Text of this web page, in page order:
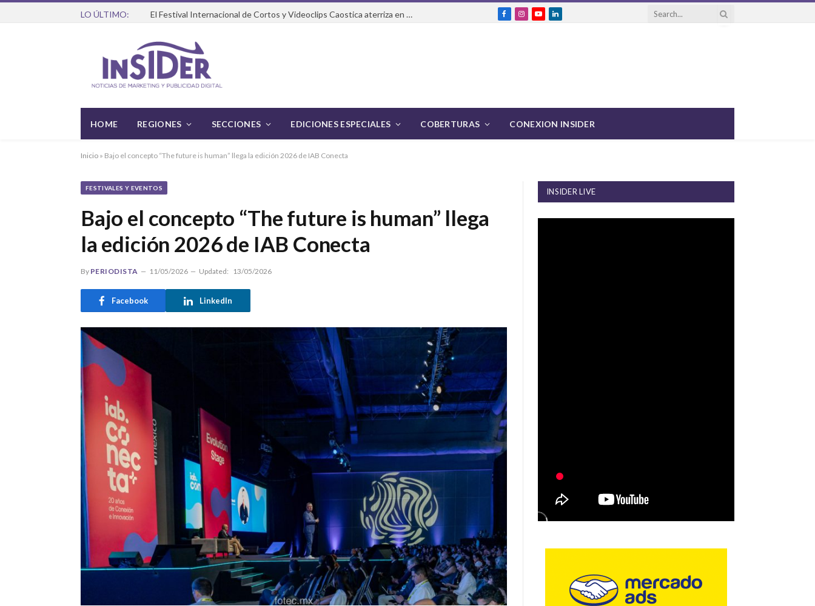
LO ÚLTIMO: El Festival Internacional de Cortos y Videoclips Caostica aterriza en Ciudad de México
FacebookInstagram
YouTubeLinkedIn
HOME REGIONES SECCIONES EDICIONES ESPECIALES COBERTURAS CONEXION INSIDER
Inicio » Bajo el concepto “The future is human” llega la edición 2026 de IAB Conecta
FESTIVALES Y EVENTOS
Bajo el concepto “The future is human” llega
la edición 2026 de IAB Conecta
By PERIODISTA 11/05/2026 Updated: 13/05/2026
Facebook LinkedIn
INSIDER LIVE